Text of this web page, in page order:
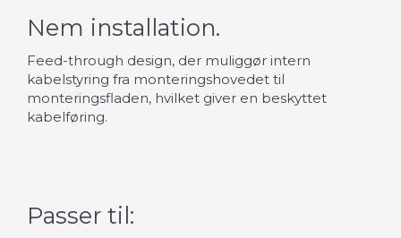
Nem installation.
Feed-through design, der muliggør intern
kabelstyring fra monteringshovedet til
monteringsfladen, hvilket giver en beskyttet
kabelføring.
Passer til: